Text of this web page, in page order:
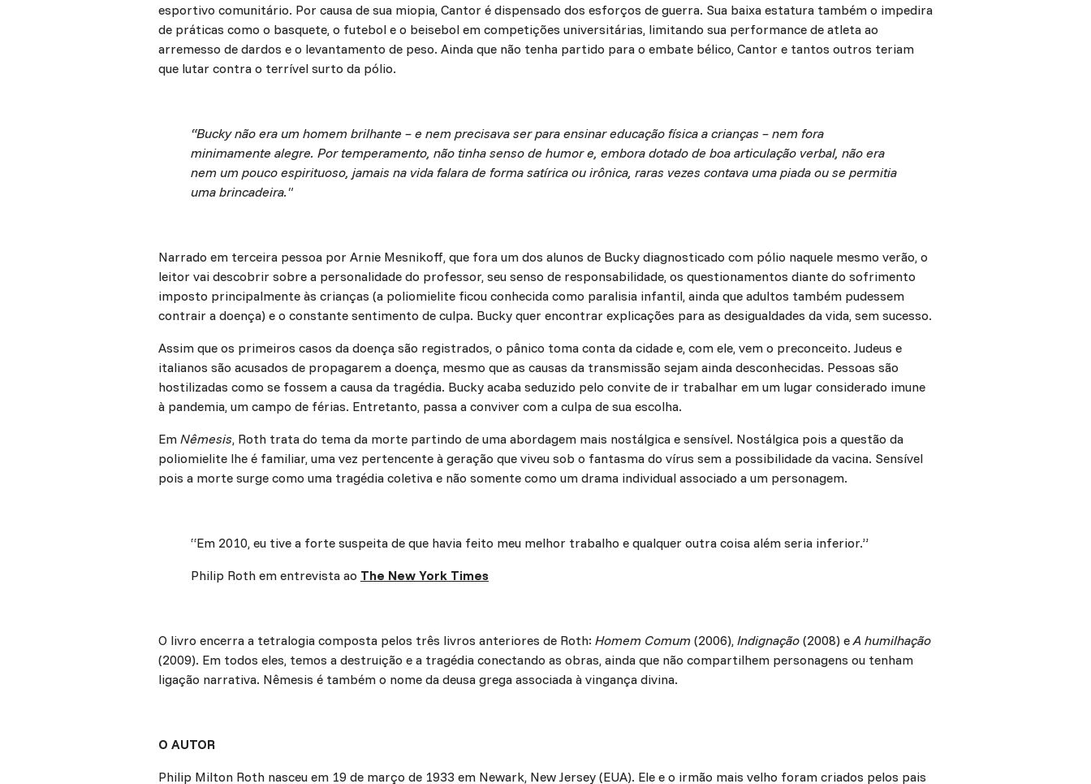
esportivo comunitário. Por causa de sua miopia, Cantor é dispensado dos esforços de guerra. Sua baixa estatura também o impedira
de práticas como o basquete, o futebol e o beisebol em competições universitárias, limitando sua performance de atleta ao
arremesso de dardos e o levantamento de peso. Ainda que não tenha partido para o embate bélico, Cantor e tantos outros teriam
que lutar contra o terrível surto da pólio.
“Bucky não era um homem brilhante – e nem precisava ser para ensinar educação física a crianças – nem fora
minimamente alegre. Por temperamento, não tinha senso de humor e, embora dotado de boa articulação verbal, não era
nem um pouco espirituoso, jamais na vida falara de forma satírica ou irônica, raras vezes contava uma piada ou se permitia
uma brincadeira."
Narrado em terceira pessoa por Arnie Mesnikoff, que fora um dos alunos de Bucky diagnosticado com pólio naquele mesmo verão, o
leitor vai descobrir sobre a personalidade do professor, seu senso de responsabilidade, os questionamentos diante do sofrimento
imposto principalmente às crianças (a poliomielite ficou conhecida como paralisia infantil, ainda que adultos também pudessem
contrair a doença) e o constante sentimento de culpa. Bucky quer encontrar explicações para as desigualdades da vida, sem sucesso.
Assim que os primeiros casos da doença são registrados, o pânico toma conta da cidade e, com ele, vem o preconceito. Judeus e
italianos são acusados de propagarem a doença, mesmo que as causas da transmissão sejam ainda desconhecidas. Pessoas são
hostilizadas como se fossem a causa da tragédia. Bucky acaba seduzido pelo convite de ir trabalhar em um lugar considerado imune
à pandemia, um campo de férias. Entretanto, passa a conviver com a culpa de sua escolha.
Em Nêmesis, Roth trata do tema da morte partindo de uma abordagem mais nostálgica e sensível. Nostálgica pois a questão da
poliomielite lhe é familiar, uma vez pertencente à geração que viveu sob o fantasma do vírus sem a possibilidade da vacina. Sensível
pois a morte surge como uma tragédia coletiva e não somente como um drama individual associado a um personagem.
“Em 2010, eu tive a forte suspeita de que havia feito meu melhor trabalho e qualquer outra coisa além seria inferior.”
Philip Roth em entrevista ao The New York Times
O livro encerra a tetralogia composta pelos três livros anteriores de Roth: Homem Comum (2006), Indignação (2008) e A humilhação
(2009). Em todos eles, temos a destruição e a tragédia conectando as obras, ainda que não compartilhem personagens ou tenham
ligação narrativa. Nêmesis é também o nome da deusa grega associada à vingança divina.
O AUTOR
Philip Milton Roth nasceu em 19 de março de 1933 em Newark, New Jersey (EUA). Ele e o irmão mais velho foram criados pelos pais